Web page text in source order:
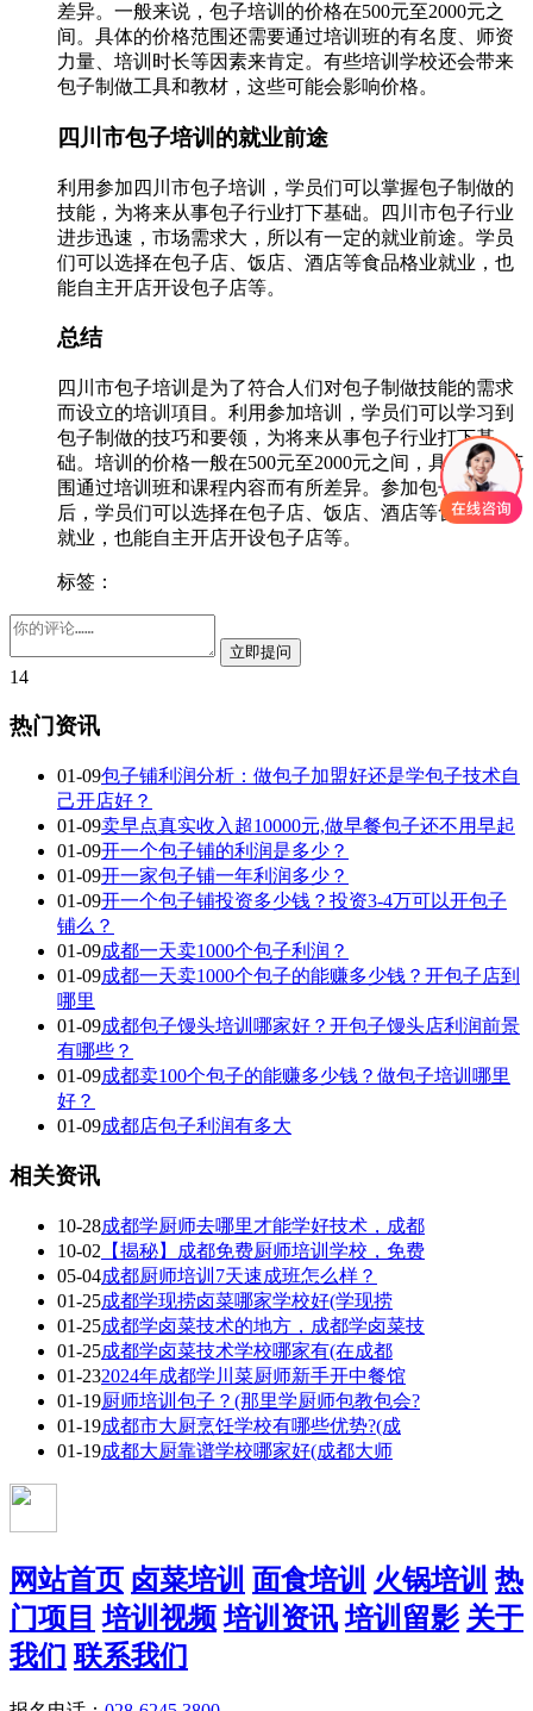
差异。一般来说，包子培训的价格在500元至2000元之
间。具体的价格范围还需要通过培训班的有名度、师资
力量、培训时长等因素来肯定。有些培训学校还会带来
包子制做工具和教材，这些可能会影响价格。
四川市包子培训的就业前途
利用参加四川市包子培训，学员们可以掌握包子制做的
技能，为将来从事包子行业打下基础。四川市包子行业
进步迅速，市场需求大，所以有一定的就业前途。学员
们可以选择在包子店、饭店、酒店等食品格业就业，也
能自主开店开设包子店等。
总结
四川市包子培训是为了符合人们对包子制做技能的需求
而设立的培训項目。利用参加培训，学员们可以学习到
包子制做的技巧和要领，为将来从事包子行业打下基
础。培训的价格一般在500元至2000元之间，具体价格范
围通过培训班和课程内容而有所差异。参加包子培训
后，学员们可以选择在包子店、饭店、酒店等食品格业
就业，也能自主开店开设包子店等。
标签：
14
热门资讯
01-09包子铺利润分析：做包子加盟好还是学包子技术自
己开店好？
01-09卖早点真实收入超10000元,做早餐包子还不用早起
01-09开一个包子铺的利润是多少？
01-09开一家包子铺一年利润多少？
01-09开一个包子铺投资多少钱？投资3-4万可以开包子
铺么？
01-09成都一天卖1000个包子利润？
01-09成都一天卖1000个包子的能赚多少钱？开包子店到
哪里
01-09成都包子馒头培训哪家好？开包子馒头店利润前景
有哪些？
01-09成都卖100个包子的能赚多少钱？做包子培训哪里
好？
01-09成都店包子利润有多大
相关资讯
10-28成都学厨师去哪里才能学好技术，成都
10-02 【揭秘】成都免费厨师培训学校，免费
05-04成都厨师培训7天速成班怎么样？
01-25成都学现捞卤菜哪家学校好(学现捞
01-25成都学卤菜技术的地方，成都学卤菜技
01-25成都学卤菜技术学校哪家有(在成都
01-232024年成都学川菜厨师新手开中餐馆
01-19厨师培训包子？(那里学厨师包教包会?
01-19成都市大厨烹饪学校有哪些优势?(成
01-19成都大厨靠谱学校哪家好(成都大师
网站首页 卤菜培训 面食培训 火锅培训 热
门项目 培训视频 培训资讯 培训留影 关于
我们 联系我们